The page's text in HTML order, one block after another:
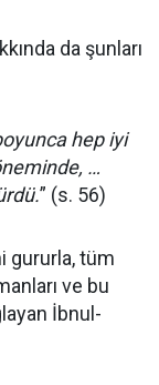
da şunları
hep iyi
…
” (s. 56)
gururla, tüm
ve bu
İbnul-